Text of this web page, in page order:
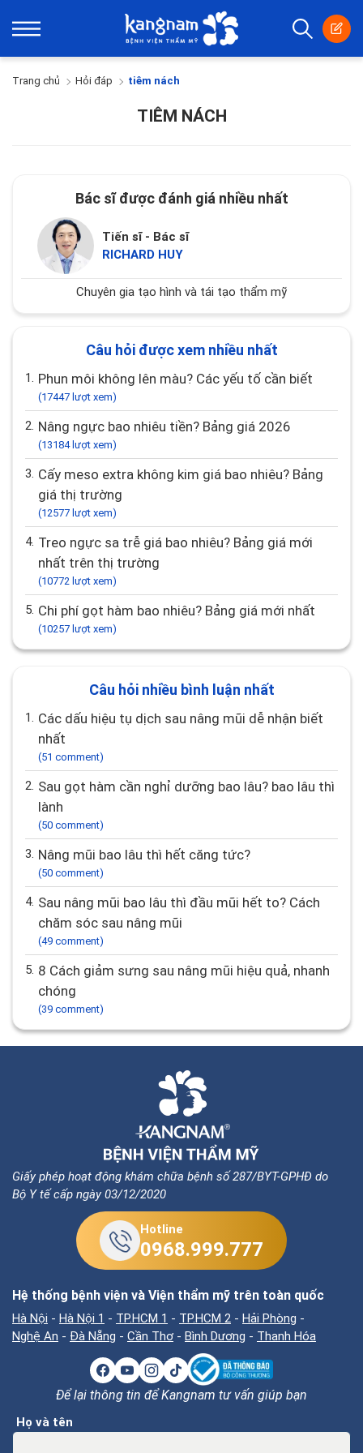
Trang chủ Hỏi đáp tiêm nách
TIÊM NÁCH
Bác sĩ được đánh giá nhiều nhất
Tiến sĩ - Bác sĩ
RICHARD HUY
Chuyên gia tạo hình và tái tạo thẩm mỹ
Câu hỏi được xem nhiều nhất
1. Phun môi không lên màu? Các yếu tố cần biết
(17447 lượt xem)
2. Nâng ngực bao nhiêu tiền? Bảng giá 2026
(13184 lượt xem)
3. Cấy meso extra không kim giá bao nhiêu? Bảng
giá thị trường
(12577 lượt xem)
4. Treo ngực sa trễ giá bao nhiêu? Bảng giá mới
nhất trên thị trường
(10772 lượt xem)
5. Chi phí gọt hàm bao nhiêu? Bảng giá mới nhất
(10257 lượt xem)
Câu hỏi nhiều bình luận nhất
1. Các dấu hiệu tụ dịch sau nâng mũi dễ nhận biết
nhất
(51 comment)
2. Sau gọt hàm cần nghỉ dưỡng bao lâu? bao lâu thì
lành
(50 comment)
3. Nâng mũi bao lâu thì hết căng tức?
(50 comment)
4. Sau nâng mũi bao lâu thì đầu mũi hết to? Cách
chăm sóc sau nâng mũi
(49 comment)
5. 8 Cách giảm sưng sau nâng mũi hiệu quả, nhanh
chóng
(39 comment)
Giấy phép hoạt động khám chữa bệnh số 287/BYT-GPHĐ do
Bộ Y tế cấp ngày 03/12/2020
Hotline
0968.999.777
Hệ thống bệnh viện và Viện thẩm mỹ trên toàn quốc
Hà Nội - Hà Nội 1 - TP.HCM 1 - TP.HCM 2 - Hải Phòng -
Nghệ An - Đà Nẵng - Cần Thơ - Bình Dương - Thanh Hóa
Để lại thông tin để Kangnam tư vấn giúp bạn
Họ và tên